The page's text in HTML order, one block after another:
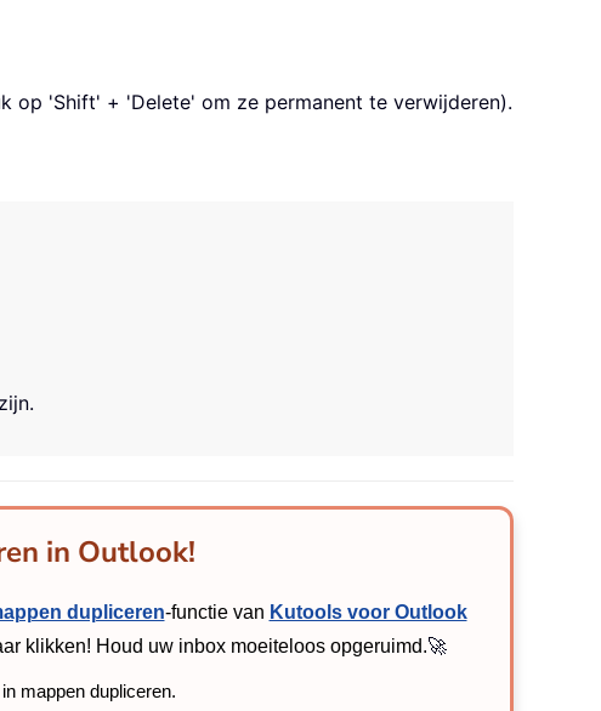
op 'Shift' + 'Delete' om ze permanent te verwijderen).
in Outlook!
dupliceren-functie van Kutools voor Outlook
klikken! Houd uw inbox moeiteloos opgeruimd.🚀
mappen dupliceren.